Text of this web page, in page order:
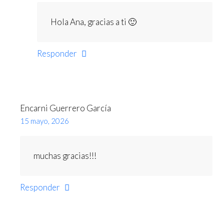
Hola Ana, gracias a ti 🙂
Responder
Encarni Guerrero García
15 mayo, 2026
muchas gracias!!!
Responder